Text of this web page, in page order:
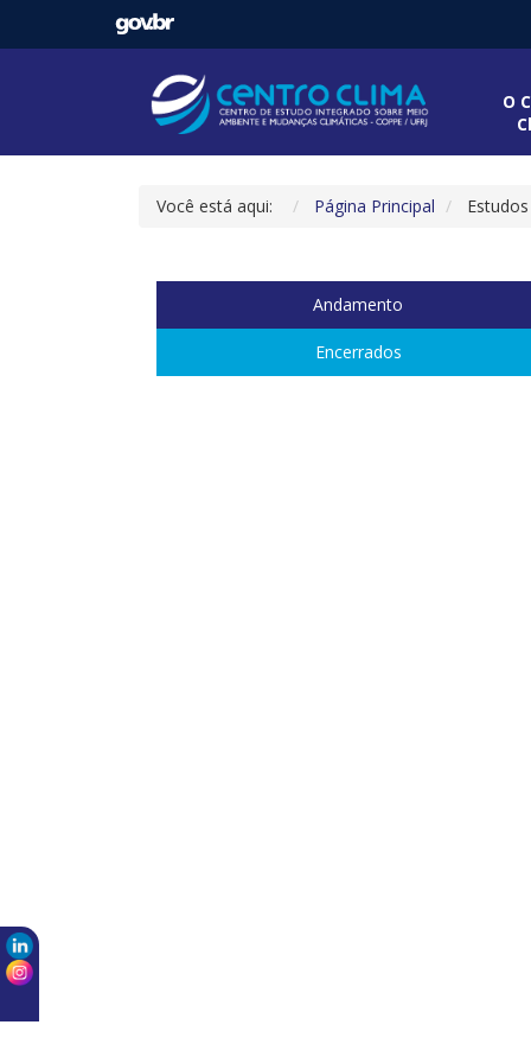
O
Você está aqui: Página Principal
Andamento
Encerrados